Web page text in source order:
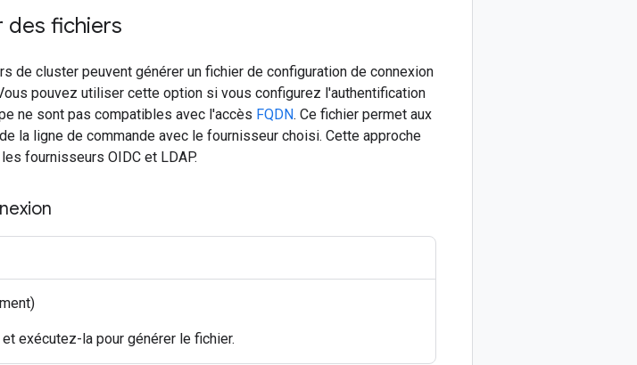
des fichiers
de cluster peuvent générer un fichier de configuration de connexion
pouvez utiliser cette option si vous configurez l'authentification
ne sont pas compatibles avec l'accès FQDN. Ce fichier permet aux
la ligne de commande avec le fournisseur choisi. Cette approche
fournisseurs OIDC et LDAP.
exécutez-la pour générer le fichier.